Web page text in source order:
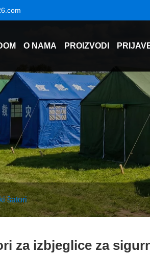
O NAMA PROIZVODI
šatori
za izbjeglice za